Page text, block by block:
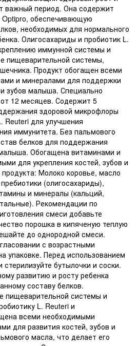
важный период. Она содержит
Optipro, обеспечивающую
необходимых для нормального
Олигосахариды и пробиотик L.
иммунной системы и
пищеварительной системы,
Продукт обогащен всеми
и минералами для поддержки
зубов малыша. Специально
12 месяцев. Содержит 5
здоровой микрофлоры
Reuteri для улучшения
иммунитета. Без пальмового
белков для поддержания
Обогащена витаминами и
для укрепления костей, зубов и
Молоко коровье, масло
(олигосахариды),
и минералы (кальций,
Рекомендации по
смеси добавьте
порошка в кипяченую теплую
до однородной смеси.
с возрастными
упаковке. Перед использованием
бутылочки и соски.
развитию и росту ребенка
составу белков.
пищеварительной системы и
L. Reuteri и
всеми необходимыми
для развития костей, зубов и
масла, что делает его